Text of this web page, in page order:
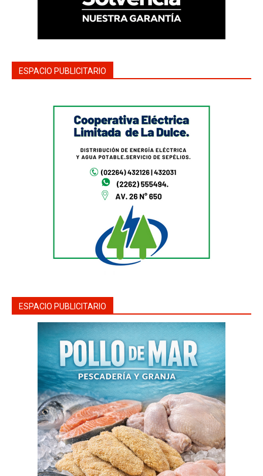
ESPACIO PUBLICITARIO
ESPACIO PUBLICITARIO